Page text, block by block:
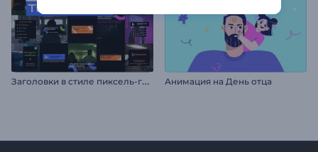
З
аголовки в стиле пиксель-глитч Анимация на День отца